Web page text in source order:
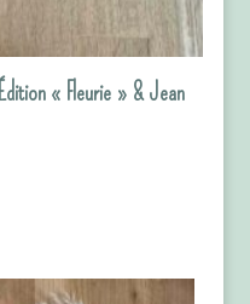
« Fleurie » & Jean